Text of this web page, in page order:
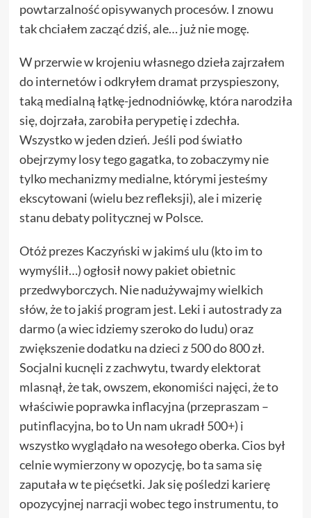
powtarzalność opisywanych procesów. I znowu
tak chciałem zacząć dziś, ale… już nie mogę.
W przerwie w krojeniu własnego dzieła zajrzałem
do internetów i odkryłem dramat przyspieszony,
taką medialną łątkę-jednodniówkę, która narodziła
się, dojrzała, zarobiła perypetię i zdechła.
Wszystko w jeden dzień. Jeśli pod światło
obejrzymy losy tego gagatka, to zobaczymy nie
tylko mechanizmy medialne, którymi jesteśmy
ekscytowani (wielu bez refleksji), ale i mizerię
stanu debaty politycznej w Polsce.
Otóż prezes Kaczyński w jakimś ulu (kto im to
wymyślił…) ogłosił nowy pakiet obietnic
przedwyborczych. Nie nadużywajmy wielkich
słów, że to jakiś program jest. Leki i autostrady za
darmo (a wiec idziemy szeroko do ludu) oraz
zwiększenie dodatku na dzieci z 500 do 800 zł.
Socjalni kucnęli z zachwytu, twardy elektorat
mlasnął, że tak, owszem, ekonomiści najęci, że to
właściwie poprawka inflacyjna (przepraszam –
putinflacyjna, bo to Un nam ukradł 500+) i
wszystko wyglądało na wesołego oberka. Cios był
celnie wymierzony w opozycję, bo ta sama się
zaputała w te pięćsetki. Jak się pośledzi karierę
opozycyjnej narracji wobec tego instrumentu, to